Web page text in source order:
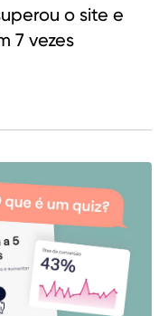
o site e
7 vezes